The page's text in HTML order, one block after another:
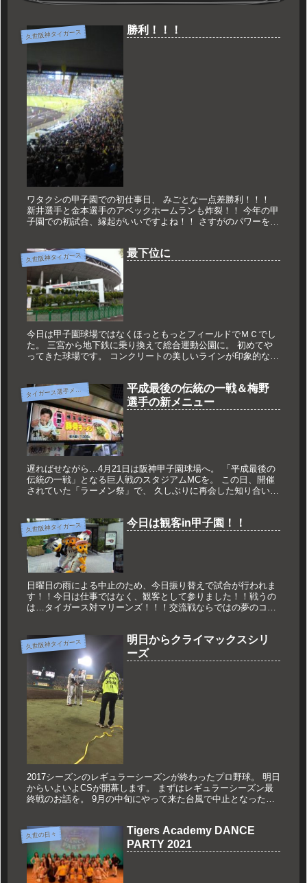
久世阪神タイガース 勝利！！！
ワタクシの甲子園での初仕事日、 みごとな一点差勝利！！！
新井選手と金本選手のアベックホームランも炸裂！！ 今年の甲
子園での初試合、縁起がいいですよね！！ さすがのパワーを感
久世阪神タイガース 最下位に
今日は甲子園球場ではなくほっともっとフィールドでＭＣでし
た。 三宮から地下鉄に乗り換えて総合運動公園に。 初めてや
ってきた球場です。 コンクリートの美しいラインが印象的な球
タ
イガース選手メニュー
平成最後の伝統の一戦＆梅野
選手の新メニュー
遅ればせながら…4月21日は阪神甲子園球場へ。 「平成最後の
伝統の一戦」となる巨人戦のスタジアムMCを。 この日、開催
されていた「ラーメン祭」で、 久しぶりに再会した知り合いの
久世阪神タイガース 今日は観客in甲子園！！
日曜日の雨による中止のため、今日振り替えで試合が行われま
す！！今日は仕事ではなく、観客として参りました！！戦うの
は…タイガース対マリーンズ！！！交流戦ならではの夢のコラ
久世阪神タイガース
明日からクライマックスシリ
ーズ
2017シーズンのレギュラーシーズンが終わったプロ野球。 明日
からいよいよCSが開幕します。 まずはレギュラーシーズン最
終戦のお話を。 9月の中旬にやって来た台風で中止となったド
久世の日々
Tigers Academy DANCE
PARTY 2021